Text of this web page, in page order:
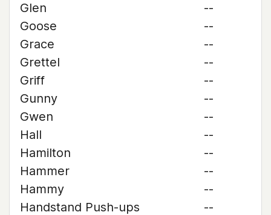
Glen
--
Goose
--
Grace
--
Grettel
--
Griff
--
Gunny
--
Gwen
--
Hall
--
Hamilton
--
Hammer
--
Hammy
--
Handstand Push-ups
--